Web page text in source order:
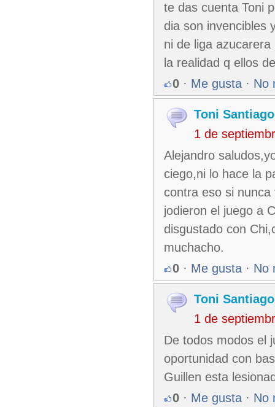
te das cuenta Toni
dia son invencibles
ni de liga
la realidad q ellos
0 · Me gusta · No
Toni Santiago
1 de
Alejandro
ciego,ni lo hace la
contra eso si
jodieron el juego a
disgustado con
muchacho.
0 · Me gusta · No
Toni Santiago
1 de
De todos modos el
oportunidad con
Guillen esta
0 · Me gusta · No